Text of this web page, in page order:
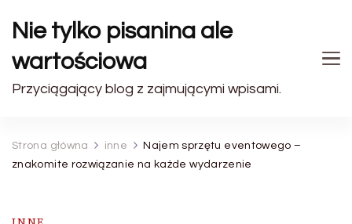
Nie tylko pisanina ale
wartościowa
Przyciągający blog z zajmującymi wpisami.
Strona główna inne
Najem sprzętu eventowego –
znakomite rozwiązanie na każde wydarzenie